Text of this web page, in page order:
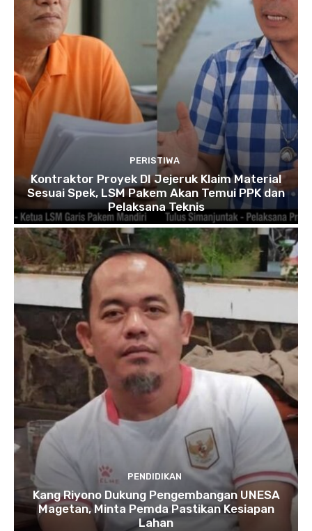
PERISTIWA
Kontraktor Proyek DI Jejeruk Klaim Material
Sesuai Spek, LSM Pakem Akan Temui PPK dan
Pelaksana Teknis
PENDIDIKAN
Kang Riyono Dukung Pengembangan UNESA
Magetan, Minta Pemda Pastikan Kesiapan
Lahan